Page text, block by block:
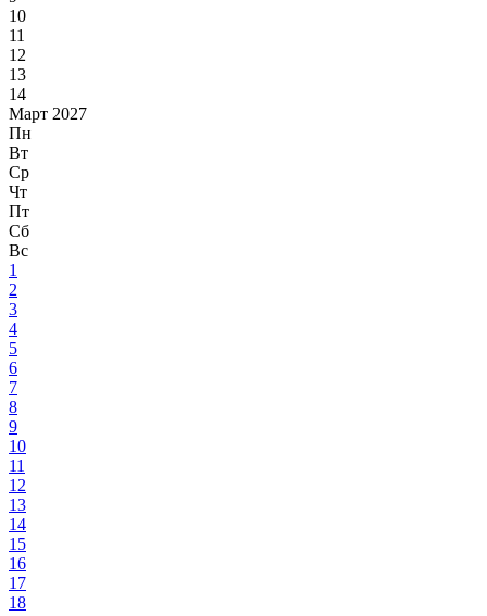
10
11
12
13
14
Март 2027
Пн
Вт
Ср
Чт
Пт
Сб
Вс
1
2
3
4
5
6
7
8
9
10
11
12
13
14
15
16
17
18